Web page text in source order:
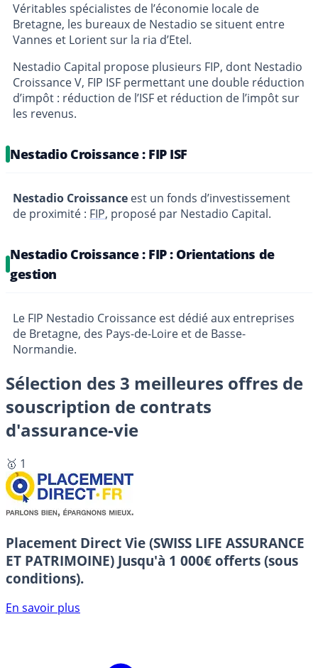
Véritables spécialistes de l’économie locale de
Bretagne, les bureaux de Nestadio se situent entre
Vannes et Lorient sur la ria d’Etel.
Nestadio Capital propose plusieurs FIP, dont Nestadio
Croissance V, FIP ISF permettant une double réduction
d’impôt : réduction de l’ISF et réduction de l’impôt sur
les revenus.
Nestadio Croissance : FIP ISF
Nestadio Croissance est un fonds d’investissement
de proximité : FIP, proposé par Nestadio Capital.
Nestadio Croissance : FIP : Orientations de
gestion
Le FIP Nestadio Croissance est dédié aux entreprises
de Bretagne, des Pays-de-Loire et de Basse-
Normandie.
Sélection des 3 meilleures offres de
souscription de contrats
d'assurance-vie
🥇 1
Placement Direct Vie (SWISS LIFE ASSURANCE
ET PATRIMOINE) Jusqu'à 1 000€ offerts (sous
conditions).
En savoir plus